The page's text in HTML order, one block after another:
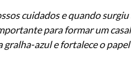
cuidados e quando
para formar um
azul e fortalece o